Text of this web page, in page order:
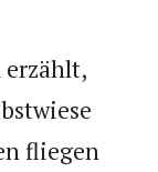
erzählt,
fliegen